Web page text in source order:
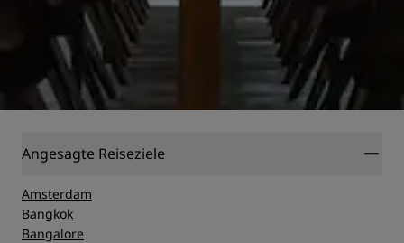
Angesagte Reiseziele
Amsterdam
Bangkok
Bangalore